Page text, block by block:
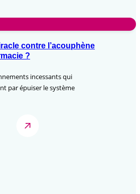
contre l’acouphène
?
incessants qui
par épuiser le système